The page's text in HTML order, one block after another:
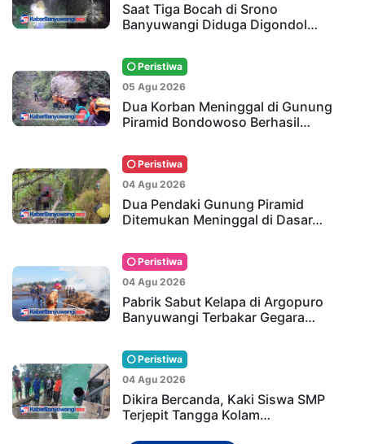
Saat Tiga Bocah di Srono
Banyuwangi Diduga Digondol…
Peristiwa
05 Agu 2026
Dua Korban Meninggal di Gunung
Piramid Bondowoso Berhasil…
Peristiwa
04 Agu 2026
Dua Pendaki Gunung Piramid
Ditemukan Meninggal di Dasar…
Peristiwa
04 Agu 2026
Pabrik Sabut Kelapa di Argopuro
Banyuwangi Terbakar Gegara…
Peristiwa
04 Agu 2026
Dikira Bercanda, Kaki Siswa SMP
Terjepit Tangga Kolam…